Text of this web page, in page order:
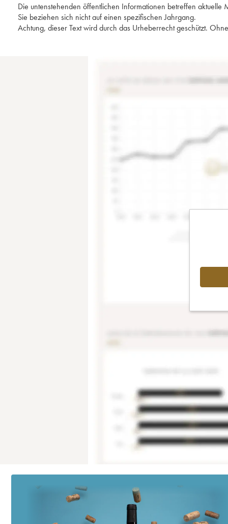
Die untenstehenden öffentlichen Informationen betreffen aktuelle
Sie beziehen sich nicht auf einen spezifischen Jahrgang.
Achtung, dieser Text wird durch das Urheberrecht geschützt.